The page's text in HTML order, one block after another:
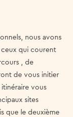
nous avons
qui courent
, de
de vous initier
vous
sites
que le deuxième